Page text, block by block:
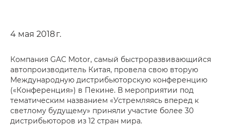
4 мая 2018 г.
Компания GAC Motor, самый быстроразвивающийся
автопроизводитель Китая, провела свою вторую
Международную дистрибьюторскую конференцию
(«Конференция») в Пекине. В мероприятии под
тематическим названием «Устремляясь вперед к
светлому будущему» приняли участие более 30
дистрибьюторов из 12 стран мира.